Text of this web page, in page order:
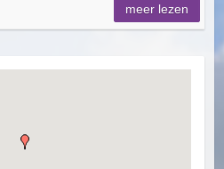
meer lezen